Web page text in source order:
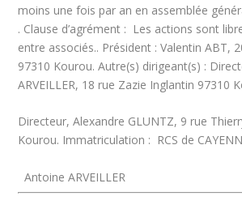
moins une fois par an en assemblée
. Clause d’agrément : Les actions sont
entre associés.. Président :Valentin ABT,
97310 Kourou.Autre(s) dirigeant(s) :
ARVEILLER, 18 rue Zazie Inglantin 97310
Directeur, Alexandre GLUNTZ, 9 rue
Kourou. Immatriculation : RCS de
Antoine ARVEILLER